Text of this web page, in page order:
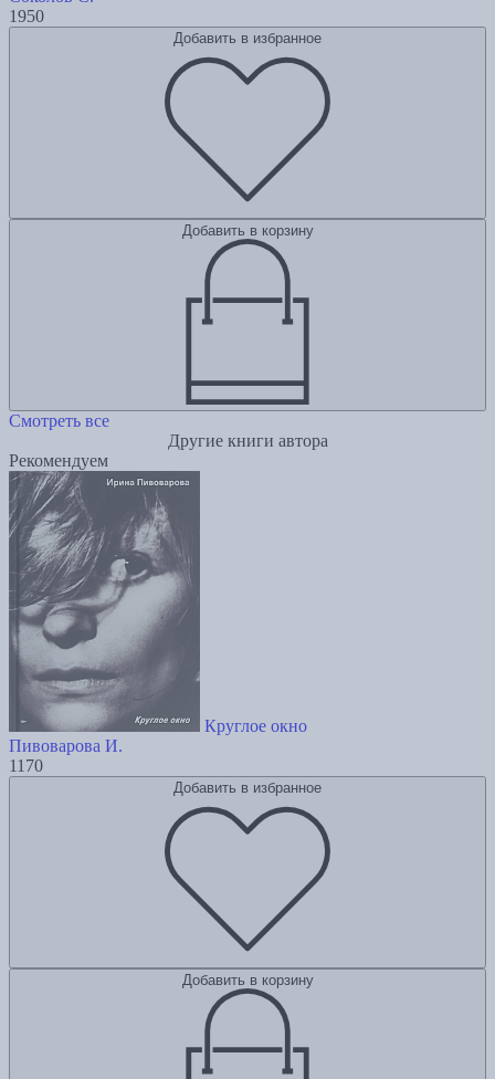
1950
Добавить в избранное
Добавить в корзину
Смотреть все
Другие книги автора
Рекомендуем
Круглое окно
Пивоварова И.
1170
Добавить в избранное
Добавить в корзину